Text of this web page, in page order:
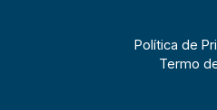
Política de
Termo